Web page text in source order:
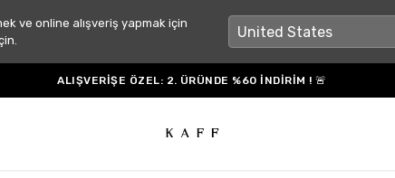
ve online alışveriş yapmak için
ALIŞVERİŞE ÖZEL: 2. ÜRÜNDE %60 İNDİRİM ! 🚨